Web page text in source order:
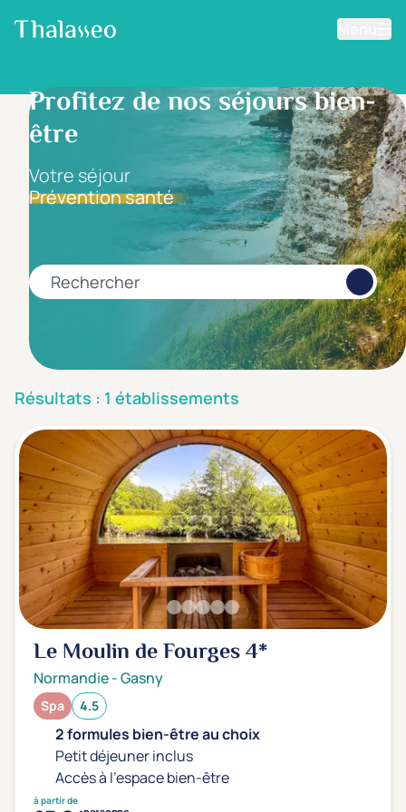
Aller au contenu principal
Profitez de nos séjours bien-
être
Votre séjour
Prévention santé
Rechercher
Filtrer les résultats
Fourchette de prix
Prix par personne
Maximum
5 étoiles *****
(0)
Note de nos clients
D'après notre partenaire Avis-Vérifiés
Parfait: 4.5+
(1)
Excellent: 4+
(0)
Très bien: 3.5+
(0)
Bord de mer
Ville
Montagne
Campagne
Résultats : 1 établissements
Le Moulin de Fourges4*
Normandie-Gasny
Spa 4.5
2 formules bien-être au choix
Petit déjeuner inclus
Accès à l'espace bien-être
à partir de